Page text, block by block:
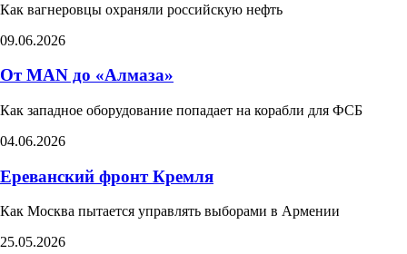
Как вагнеровцы охраняли российскую нефть
09.06.2026
От MAN до «Алмаза»
Как западное оборудование попадает на корабли для ФСБ
04.06.2026
Ереванский фронт Кремля
Как Москва пытается управлять выборами в Армении​
25.05.2026